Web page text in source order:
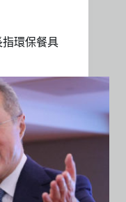
指環保餐具